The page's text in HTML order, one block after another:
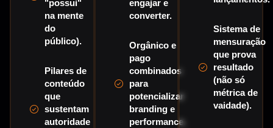
"possui"
na mente
do
público).
Pilares de
conteúdo
que
sustentam
autoridade
engajar e
converter.
Orgânico e
pago
combinados
para
potencializar
branding e
performance.
Sistema de
mensuração
que prova
resultado
(não só
métrica de
vaidade).